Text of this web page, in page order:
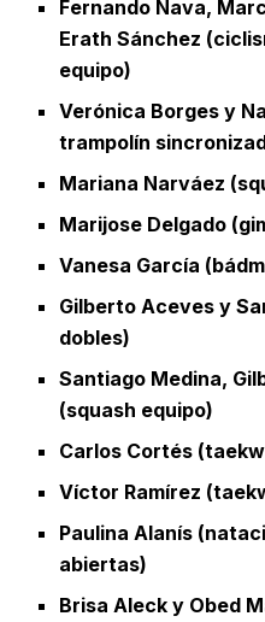
Fernando Nava,
Erath Sánchez
equipo)
Verónica Borges y
trampolín
Mariana Narváez
Marijose Delgado
Vanesa García
Gilberto Aceves y
dobles)
Santiago Medina,
(squash equipo)
Carlos Cortés
Víctor Ramírez
Paulina Alanís
abiertas)
Brisa Aleck y Obed